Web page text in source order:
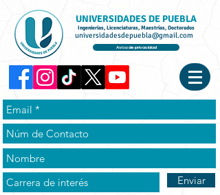
UNIVERSIDADES DE PUEBLA
Ingenierías, Licenciaturas, Maestrías, Doctorados
universidadesdepuebla@gmail.com
Aviso de privacidad
Enviar